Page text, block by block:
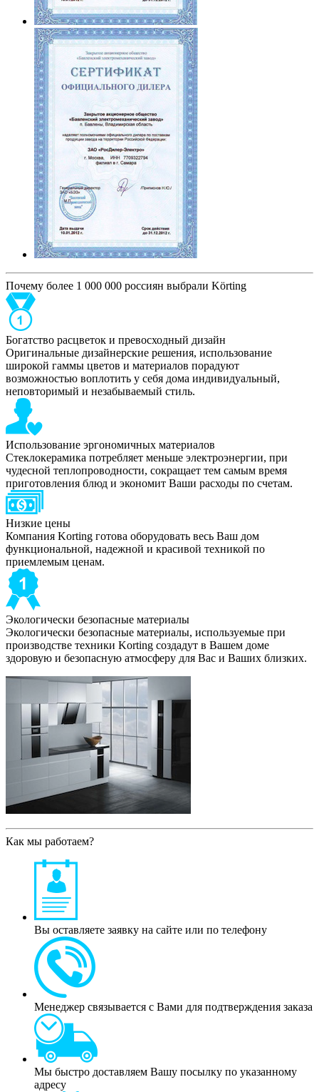
Почему более 1 000 000 россиян выбрали Körting
Богатство расцветок и превосходный дизайн
Оригинальные дизайнерские решения, использование
широкой гаммы цветов и материалов порадуют
возможностью воплотить у себя дома индивидуальный,
неповторимый и незабываемый стиль.
Использование эргономичных материалов
Стеклокерамика потребляет меньше электроэнергии, при
чудесной теплопроводности, сокращает тем самым время
приготовления блюд и экономит Ваши расходы по счетам.
Низкие цены
Компания Korting готова оборудовать весь Ваш дом
функциональной, надежной и красивой техникой по
приемлемым ценам.
Экологически безопасные материалы
Экологически безопасные материалы, используемые при
производстве техники Korting создадут в Вашем доме
здоровую и безопасную атмосферу для Вас и Ваших близких.
Как мы работаем?
Вы оставляете заявку на сайте или по телефону
Менеджер связывается с Вами для подтверждения заказа
Мы быстро доставляем Вашу посылку по указанному
адресу